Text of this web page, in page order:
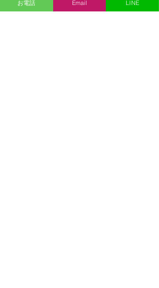
お電話 Email LINE